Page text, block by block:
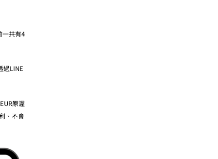
一共有4
過LINE
原渥
、不會